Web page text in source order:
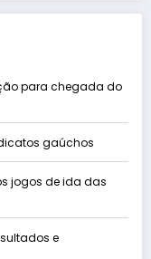
para chegada do
gaúchos
jogos de ida das
e